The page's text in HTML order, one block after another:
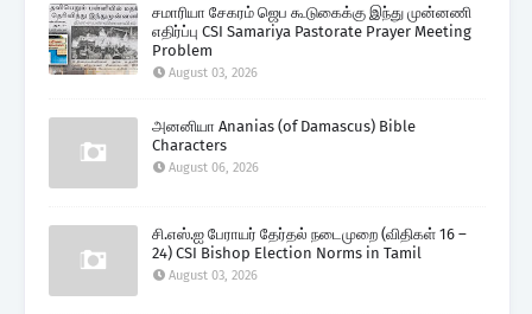
சமாரியா சேகரம் ஜெப கூடுகைக்கு இந்து முன்னணி
எதிர்ப்பு CSI Samariya Pastorate Prayer Meeting
Problem
August 03, 2026
அனனியா Ananias (of Damascus) Bible
Characters
August 06, 2026
சி.எஸ்.ஐ பேராயர் தேர்தல் நடைமுறை (விதிகள் 16 –
24) CSI Bishop Election Norms in Tamil
August 03, 2026